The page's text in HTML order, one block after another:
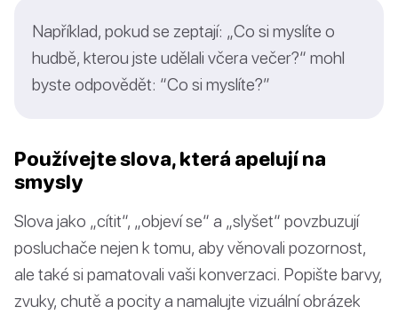
Například, pokud se zeptají: „Co si myslíte o
hudbě, kterou jste udělali včera večer?“ mohl
byste odpovědět: “Co si myslíte?”
Používejte slova, která apelují na
smysly
Slova jako „cítit“, „objeví se“ a „slyšet“ povzbuzují
posluchače nejen k tomu, aby věnovali pozornost,
ale také si pamatovali vaši konverzaci. Popište barvy,
zvuky, chutě a pocity a namalujte vizuální obrázek